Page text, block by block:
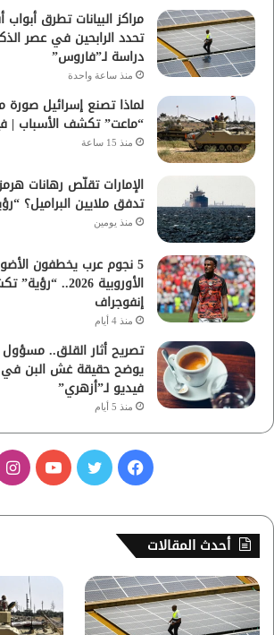
مراكز البيانات تطرق أبواب
تحدد الرابحين في عصر
دراسة لـ”فاروس”
منذ ساعة واحدة
لماذا تصنع إسرائيل
“ماعت” تكشف الأسباب |
منذ 15 ساعة
الإمارات تقلّص رهانات
تدفق ملايين البراميل؟
منذ يومين
5 نجوم عرب يخطفون
الأوروبية 2026..
إنفوجراف
منذ 4 أيام
تصريح أثار القلق.. مسؤول
يوضح حقيقة غش البن في
فيديو لـ”أزهري”
منذ 5 أيام
س
ب
و
ر
ي
و
ت
أحدث المقالات